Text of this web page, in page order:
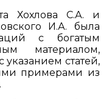
Хохлова С.А. и
И.А. была
с богатым
материалом,
статей,
примерами из